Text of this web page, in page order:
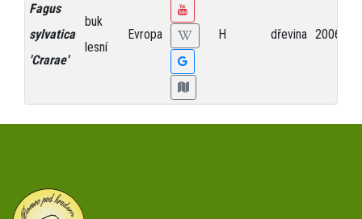
Fagus
sylvatica
'Crarae'
buk
lesní
Evropa H dřevina 2006